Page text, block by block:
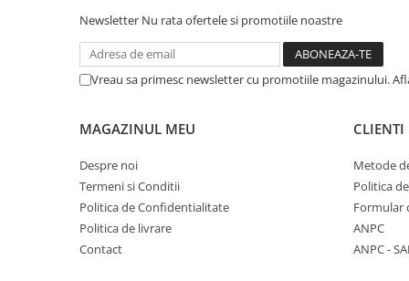
Newsletter Nu rata ofertele si promotiile noastre
Vreau sa primesc newsletter cu promotiile magazinului.
MAGAZINUL MEU
Despre noi
Termeni si Conditii
Politica de Confidentialitate
Politica de livrare
Contact
CLIENTI
Metode
Politica
Formular
ANPC
ANPC -